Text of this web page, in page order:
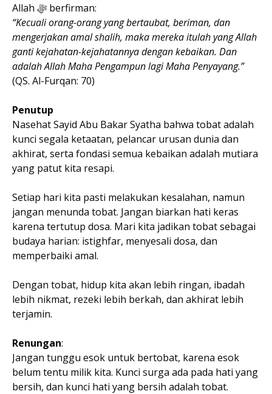
Allah ﷻ berfirman:
“Kecuali orang-orang yang bertaubat, beriman, dan
mengerjakan amal shalih, maka mereka itulah yang Allah
ganti kejahatan-kejahatannya dengan kebaikan. Dan
adalah Allah Maha Pengampun lagi Maha Penyayang.”
(QS. Al-Furqan: 70)
Penutup
Nasehat Sayid Abu Bakar Syatha bahwa tobat adalah
kunci segala ketaatan, pelancar urusan dunia dan
akhirat, serta fondasi semua kebaikan adalah mutiara
yang patut kita resapi.
Setiap hari kita pasti melakukan kesalahan, namun
jangan menunda tobat. Jangan biarkan hati keras
karena tertutup dosa. Mari kita jadikan tobat sebagai
budaya harian: istighfar, menyesali dosa, dan
memperbaiki amal.
Dengan tobat, hidup kita akan lebih ringan, ibadah
lebih nikmat, rezeki lebih berkah, dan akhirat lebih
terjamin.
Renungan:
Jangan tunggu esok untuk bertobat, karena esok
belum tentu milik kita. Kunci surga ada pada hati yang
bersih, dan kunci hati yang bersih adalah tobat.